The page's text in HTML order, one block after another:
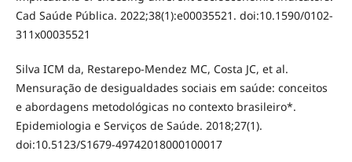
Cad Saúde Pública. 2022;38(1):e00035521. doi:10.1590/0102-
311x00035521
Silva ICM da, Restarepo-Mendez MC, Costa JC, et al.
Mensuração de desigualdades sociais em saúde: conceitos
e abordagens metodológicas no contexto brasileiro*.
Epidemiologia e Serviços de Saúde. 2018;27(1).
doi:10.5123/S1679-49742018000100017